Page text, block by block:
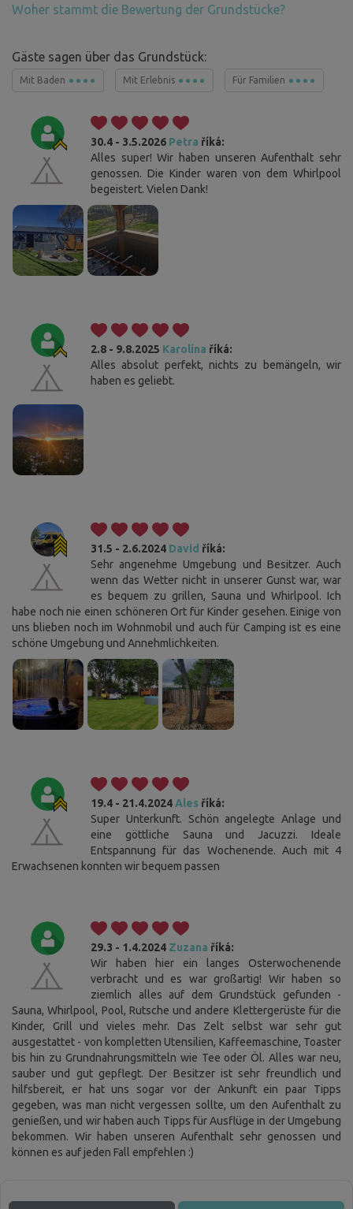
Woher stammt die Bewertung der Grundstücke?
Gäste sagen über das Grundstück:
Mit Baden Mit Erlebnis Für Familien
30.4 - 3.5.2026 Petra říká:
Alles super! Wir haben unseren Aufenthalt sehr
genossen. Die Kinder waren von dem Whirlpool
begeistert. Vielen Dank!
2.8 - 9.8.2025 Karolína říká:
Alles absolut perfekt, nichts zu bemängeln, wir
haben es geliebt.
31.5 - 2.6.2024 David říká:
Sehr angenehme Umgebung und Besitzer. Auch
wenn das Wetter nicht in unserer Gunst war, war
es bequem zu grillen, Sauna und Whirlpool. Ich
habe noch nie einen schöneren Ort für Kinder gesehen. Einige von
uns blieben noch im Wohnmobil und auch für Camping ist es eine
schöne Umgebung und Annehmlichkeiten.
19.4 - 21.4.2024Ales říká:
Super Unterkunft. Schön angelegte Anlage und
eine göttliche Sauna und Jacuzzi. Ideale
Entspannung für das Wochenende. Auch mit 4
Erwachsenen konnten wir bequem passen
29.3 - 1.4.2024 Zuzana říká:
Wir haben hier ein langes Osterwochenende
verbracht und es war großartig! Wir haben so
ziemlich alles auf dem Grundstück gefunden -
Sauna, Whirlpool, Pool, Rutsche und andere Klettergerüste für die
Kinder, Grill und vieles mehr. Das Zelt selbst war sehr gut
ausgestattet - von kompletten Utensilien, Kaffeemaschine, Toaster
bis hin zu Grundnahrungsmitteln wie Tee oder Öl. Alles war neu,
sauber und gut gepflegt. Der Besitzer ist sehr freundlich und
hilfsbereit, er hat uns sogar vor der Ankunft ein paar Tipps
gegeben, was man nicht vergessen sollte, um den Aufenthalt zu
genießen, und wir haben auch Tipps für Ausflüge in der Umgebung
bekommen. Wir haben unseren Aufenthalt sehr genossen und
können es auf jeden Fall empfehlen :)
Cookies. Sie wissen, was zu tun ist, damit Sie diese
Leiste nicht stört.
Diese Website verwendet Cookies. Bitte bestätigen Sie Ihr
Einverständnis mit der Verwendung aller Cookies, indem Sie auf "Ich
stimme zu" klicken. Wenn Sie Ihre Einstellungen ändern möchten, klicken
Sie auf die Schaltfläche "Einstellungen speichern". Weitere
Informationen über unsere Verwendung von Cookies finden Sie